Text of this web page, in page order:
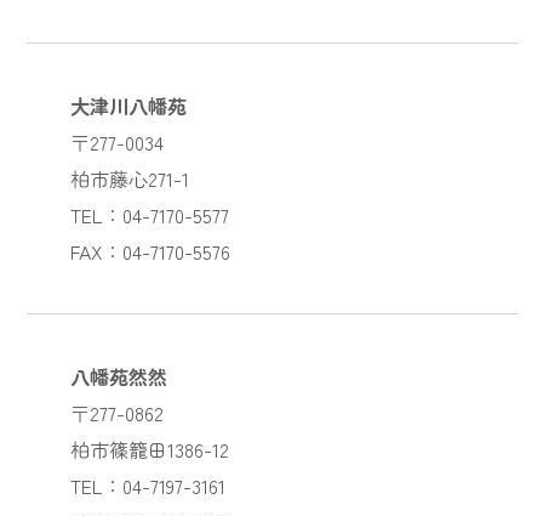
大津川八幡苑
〒277-0034
柏市藤心271-1
TEL：04-7170-5577
FAX：04-7170-5576
八幡苑然然
〒277-0862
柏市篠籠田1386-12
TEL：04-7197-3161